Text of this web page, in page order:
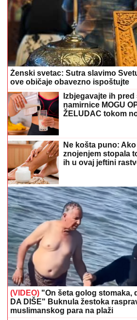
Ženski svetac: Sutra slavimo
ove običaje obavezno ispoštujte
Izbjegavajte ih
namirnice MOGU
ŽELUDAC tokom
Ne košta puno:
znojenjem stopala
ih u ovaj jeftini
(VIDEO) "On šeta golog stomaka,
DA DIŠE" Buknula žestoka
muslimanskog para na plaži